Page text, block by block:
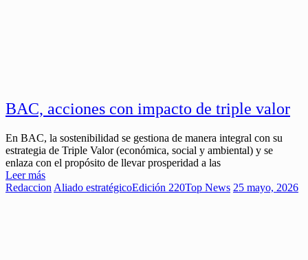
BAC, acciones con impacto de triple valor
En BAC, la sostenibilidad se gestiona de manera integral con su
estrategia de Triple Valor (económica, social y ambiental) y se
enlaza con el propósito de llevar prosperidad a las
Leer más
Redaccion Aliado estratégicoEdición 220Top News 25 mayo, 2026